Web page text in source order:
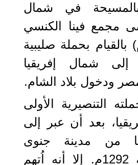
في شمال
مجمع فينا الكنسي
1311م) بالقيام بحملة صليبية
إلى شمال إفريقيا
ودخول بلاد الشام.
التنصيرية الأولى
بعد أن عبر إلى
من مدينة جنوى
الإيطالية سنة 1292م. إلا أنه اُتهم